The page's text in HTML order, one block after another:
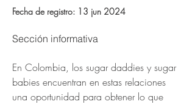
Fecha de registro: 13 jun 2024
Sección informativa
En Colombia, los sugar daddies y sugar
babies encuentran en estas relaciones
una oportunidad para obtener lo que